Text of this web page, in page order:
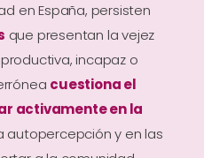
en España, persisten
que presentan la vejez
incapaz o
cuestiona el
activamente en la
autopercepción y en las